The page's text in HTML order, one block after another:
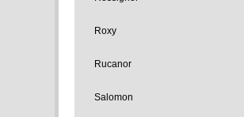
Roxy
Rucanor
Salomon